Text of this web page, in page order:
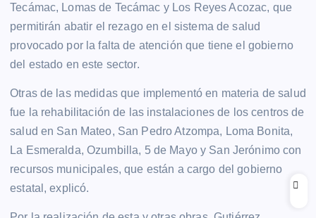
Tecámac, Lomas de Tecámac y Los Reyes Acozac, que
permitirán abatir el rezago en el sistema de salud
provocado por la falta de atención que tiene el gobierno
del estado en este sector.
Otras de las medidas que implementó en materia de salud
fue la rehabilitación de las instalaciones de los centros de
salud en San Mateo, San Pedro Atzompa, Loma Bonita,
La Esmeralda, Ozumbilla, 5 de Mayo y San Jerónimo con
recursos municipales, que están a cargo del gobierno
estatal, explicó.